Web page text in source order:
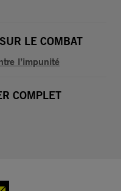
LE COMBAT
l’impunité
COMPLET